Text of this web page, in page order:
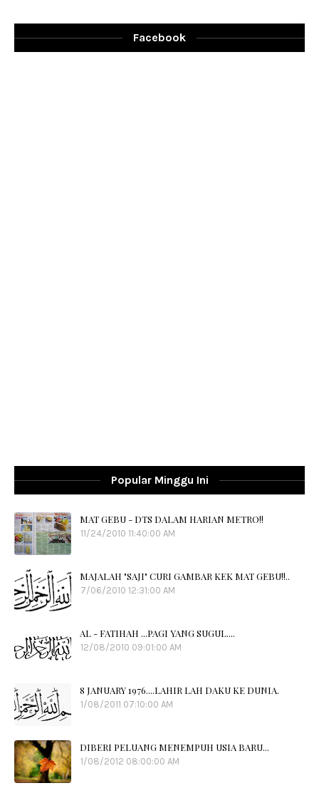
Facebook
Popular Minggu Ini
MAT GEBU - DTS DALAM HARIAN METRO!!
11/24/2010 11:40:00 AM
MAJALAH "SAJI" CURI GAMBAR KEK MAT GEBU!!..
7/06/2010 12:31:00 AM
AL - FATIHAH ...PAGI YANG SUGUL....
12/08/2010 09:01:00 AM
8 JANUARY 1976....LAHIR LAH DAKU KE DUNIA.
1/08/2011 07:10:00 AM
DIBERI PELUANG MENEMPUH USIA BARU...
1/08/2012 08:00:00 AM